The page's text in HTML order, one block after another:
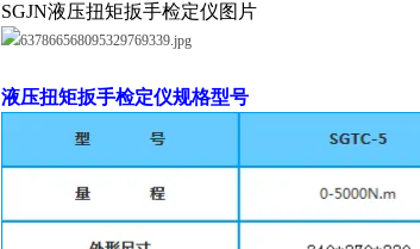
SGJN液压扭矩扳手检定仪图片
液压扭矩扳手检定仪规格型号